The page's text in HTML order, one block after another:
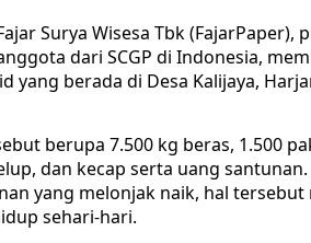
Fajar Surya Wisesa Tbk
dari SCGP di Indonesia,
yang berada di Desa Kalijaya,
berupa 7.500 kg beras, 1.500
dan kecap serta uang
yang melonjak naik, hal
sehari-hari.